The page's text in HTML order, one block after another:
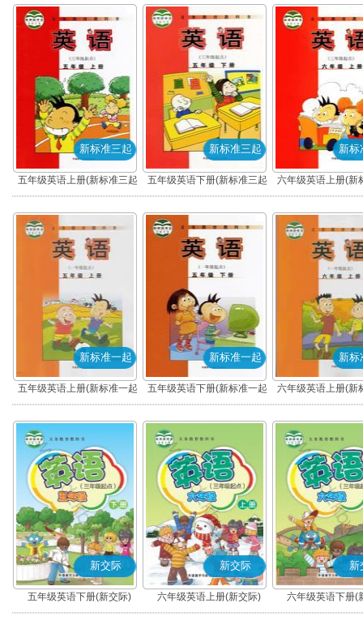
新标准三起
五年级英语上册(新标准三起)
新标准三起
五年级英语下册(新标准三起)
新标
六年级英语上册(新
新标准一起
五年级英语上册(新标准一起)
新标准一起
五年级英语下册(新标准一起)
新标
六年级英语上册(新
新交际
五年级英语下册(新交际)
新交际
六年级英语上册(新交际)
新
六年级英语下册(